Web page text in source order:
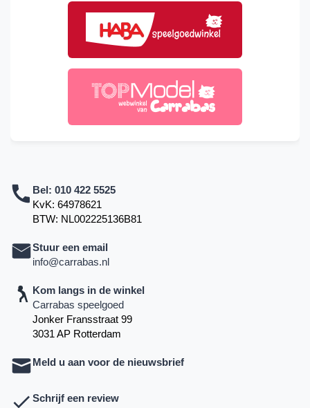
Bel: 010 422 5525
KvK: 64978621
BTW: NL002225136B81
Stuur een email
info@carrabas.nl
Kom langs in de winkel
Carrabas speelgoed
Jonker Fransstraat 99
3031 AP Rotterdam
Meld u aan voor de nieuwsbrief
Schrijf een review